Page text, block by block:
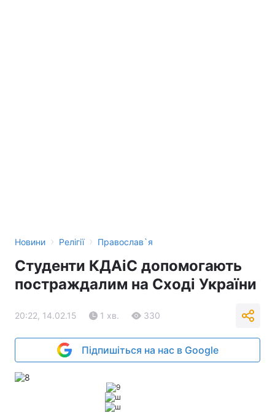
Новини › Релігії › Православ`я
Студенти КДАіС допомогають
постраждалим на Сході України
20:22, 14.02.15 1 хв. 330
Підпишіться на нас в Google